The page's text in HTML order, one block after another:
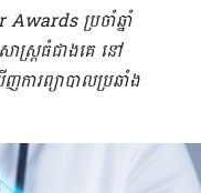
Awards ប្រចាំ​ឆ្នាំ
សាស្ត្រ​ធំជាងគេ នៅ​
ការព្យាបាល​​ប្រឆាំង​